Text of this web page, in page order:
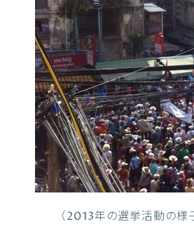
（2013年の選挙活動の